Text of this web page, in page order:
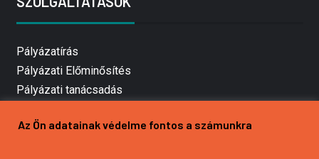
Pályázatírás
Pályázati Előminősítés
Pályázati tanácsadás
Mezőgazdasági pályázatírás
Az Ön adatainak védelme fontos a számunkra